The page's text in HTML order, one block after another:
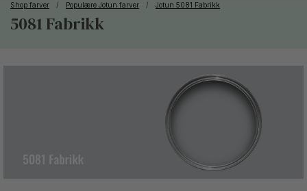
Shop farver / Populære Jotun farver / Jotun 5081 Fabrikk
5081 Fabrikk